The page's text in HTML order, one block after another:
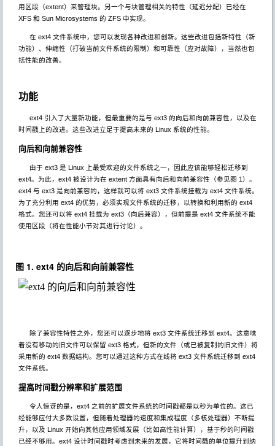
用区段（extent）来管理块。另一个与块管理相关的特性（延迟分配）已经在
XFS 和 Sun Microsystems 的 ZFS 中实现。
在 ext4 文件系统中，您可以发现各种改进和创新。这些改进包括新特性（新
功能）、伸缩性（打破当前文件系统的限制）和可靠性（应对故障），当然也包
括性能的改善。
功能
ext4 引入了大量新功能，但最重要的是与 ext3 的向后和向前兼容性，以及在
时间戳上的改进。这些改进立足于提高未来的 Linux 系统的性能。
向后和向前兼容性
由于 ext3 是 Linux 上最受欢迎的文件系统之一，因此应该能够轻松迁移到
ext4。为此，ext4 被设计为在 extent 方面具有向后和向前兼容性（参见图 1）。
ext4 与 ext3 是向前兼容的，这样就可以将 ext3 文件系统挂载为 ext4 文件系统。
为了充分利用 ext4 的优势，必须实现文件系统的迁移，以转换和利用新的 ext4
格式。您还可以将 ext4 挂载为 ext3（向后兼容），但前提是 ext4 文件系统不能
使用区段（将在性能小节对其进行讨论）。
图 1. ext4 的向后和向前兼容性
除了兼容性特性之外，您还可以逐步地将 ext3 文件系统迁移到 ext4。这意味
着没有移动的旧文件可以保留 ext3 格式，但新的文件（或已被复制的旧文件）将
采用新的 ext4 数据结构。您可以通过这种方式在线将 ext3 文件系统迁移到 ext4
文件系统。
提高时间戳分辨率和扩展范围
令人惊讶的是，ext4 之前的扩展文件系统的时间戳都是以秒为单位的。这已
经能够应付大多数设置，但随着处理器的速度和集成程度（多核处理器）不断提
升，以及 Linux 开始向其他应用领域发展（比如高性能计算），基于秒的时间戳
已经不够用。ext4 设计时间戳时考虑到未来的发展，它将时间戳的单位提升到纳